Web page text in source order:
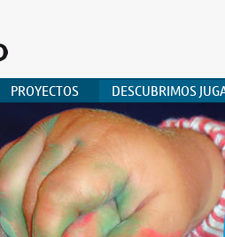
PROYECTOS DESCUBRIMOS